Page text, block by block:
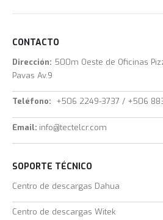
CONTACTO
Dirección: 500m Oeste de Oficinas
Pavas Av.9
Teléfono: +506 2249-3737 / +506
Email: info@tectelcr.com
SOPORTE TÉCNICO
Centro de descargas Dahua
Centro de descargas Witek